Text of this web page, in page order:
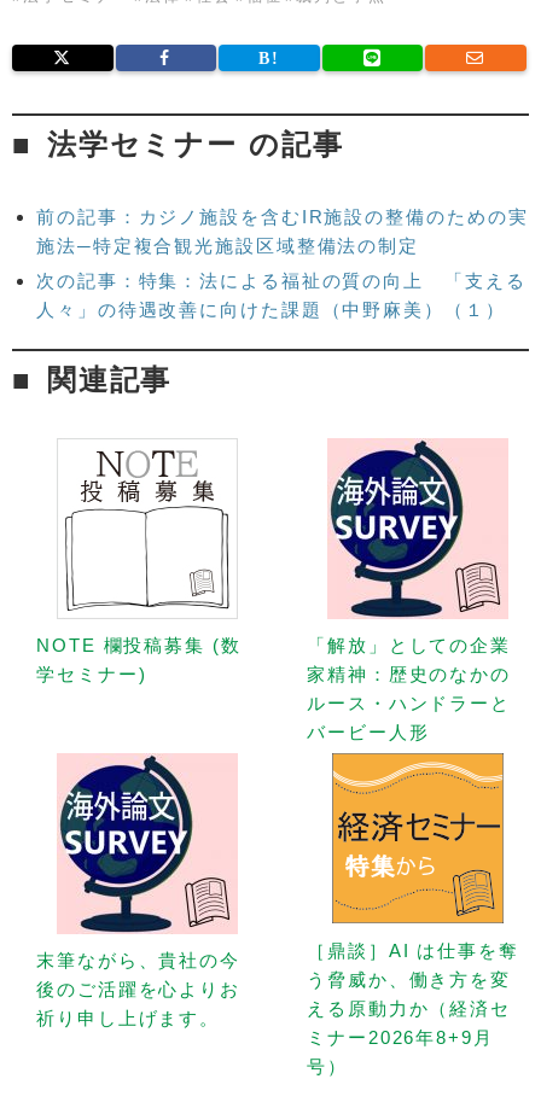
法学セミナー の記事
前の記事：カジノ施設を含むIR施設の整備のための実
施法─特定複合観光施設区域整備法の制定
次の記事：特集：法による福祉の質の向上 「支える
人々」の待遇改善に向けた課題（中野麻美）（１）
関連記事
NOTE 欄投稿募集 (数
学セミナー)
「解放」としての企業
家精神：歴史のなかの
ルース・ハンドラーと
バービー人形
末筆ながら、貴社の今
後のご活躍を心よりお
祈り申し上げます。
［鼎談］AI は仕事を奪
う脅威か、働き方を変
える原動力か（経済セ
ミナー2026年8+9月
号）